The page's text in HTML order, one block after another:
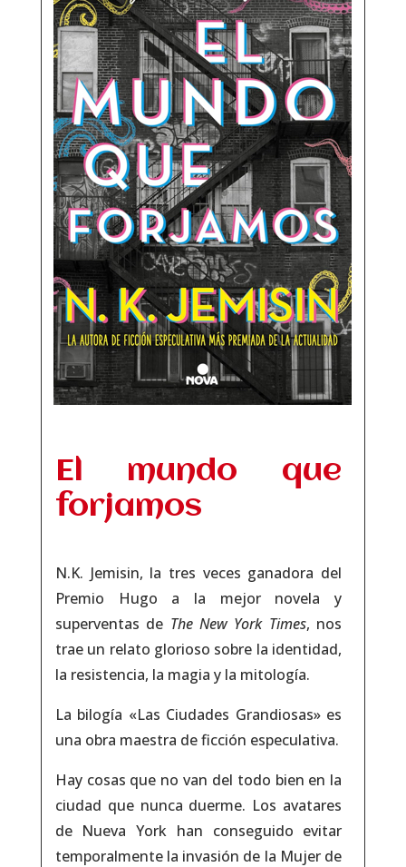
El mundo que
forjamos
N.K. Jemisin, la tres veces ganadora del
Premio Hugo a la mejor novela y
superventas de The New York Times, nos
trae un relato glorioso sobre la identidad,
la resistencia, la magia y la mitología.
La bilogía «Las Ciudades Grandiosas» es
una obra maestra de ficción especulativa.
Hay cosas que no van del todo bien en la
ciudad que nunca duerme. Los avatares
de Nueva York han conseguido evitar
temporalmente la invasión de la Mujer de